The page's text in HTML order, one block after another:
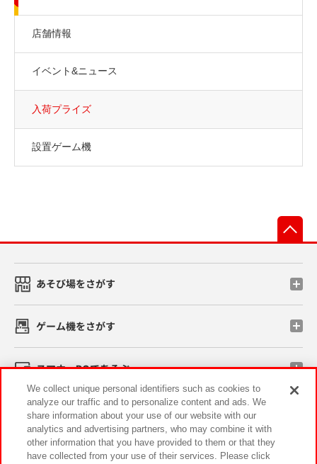
店舗情報
イベント&ニュース
入荷プライズ
設置ゲーム機
あそび場をさがす
ゲーム機をさがす
スマホ・PCであそぶ
イベント・キャンペーン
We collect unique personal identifiers such as cookies to
analyze our traffic and to personalize content and ads. We
share information about your use of our website with our
analytics and advertising partners, who may combine it with
other information that you have provided to them or that they
have collected from your use of their services. Please click